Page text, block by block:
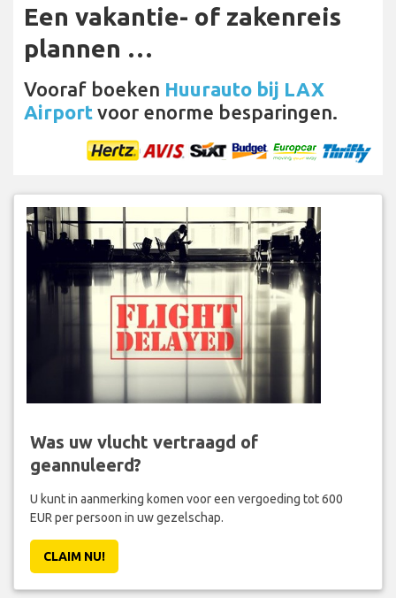
Een vakantie- of zakenreis
plannen …
Vooraf boeken Huurauto bij LAX
Airport voor enorme besparingen.
Was uw vlucht vertraagd of
geannuleerd?
U kunt in aanmerking komen voor een vergoeding tot 600
EUR per persoon in uw gezelschap.
CLAIM NU!